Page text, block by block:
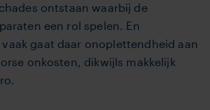
ontstaan waarbij de
een rol spelen. En
gaat daar onoplettendheid aan
onkosten, dikwijls makkelijk